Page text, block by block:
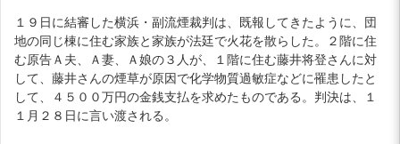
１９日に結審した横浜・副流煙裁判は、既報してきたように、団
地の同じ棟に住む家族と家族が法廷で火花を散らした。２階に住
む原告Ａ夫、Ａ妻、Ａ娘の３人が、１階に住む藤井将登さんに対
して、藤井さんの煙草が原因で化学物質過敏症などに罹患したと
して、４５００万円の金銭支払を求めたものである。判決は、１
１月２８日に言い渡される。